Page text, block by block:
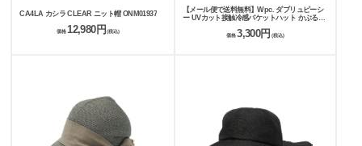
CA4LA カシラ CLEAR ニット帽 ONM01937
価格 12,980円 (税込)
【メール便で送料無料】Wpc. ダブリュピーシ
ー UVカット接触冷感バケットハット かぶる日
価格3,300円 (税込)